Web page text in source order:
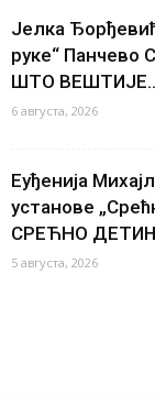
Јелка
руке“
ШТО
6 августа, 2026
Еуђенија
установе
СРЕЋНО
5 августа, 2026